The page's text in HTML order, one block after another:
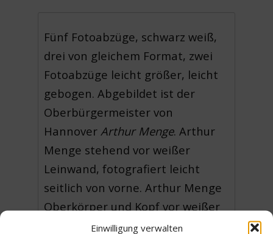
Einwilligung verwalten
Fünf Fotoabzüge, schwarz weiß,
drei von gleichem Format, zwei
Fotoabzüge leicht größer, leicht
gebogen. Abgebildet ist der
Oberbürgermeister von
HannoverArthur Menge. Arthur
Menge stehend vor weißer
Leinwand, fotografiert leicht
seitlich von vorne. Arthur Menge
Oberkörper und Kopf vor weißer
Leinwand, fotografiert leicht